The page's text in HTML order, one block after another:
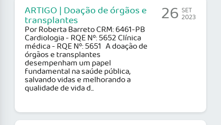
ARTIGO | Doação de órgãos e
transplantes
Por Roberta Barreto CRM: 6461-PB
Cardiologia - RQE Nº: 5652 Clínica
médica - RQE Nº: 5651 A doação de
órgãos e transplantes
desempenham um papel
fundamental na saúde pública,
salvando vidas e melhorando a
qualidade de vida d...
26 SET
2023